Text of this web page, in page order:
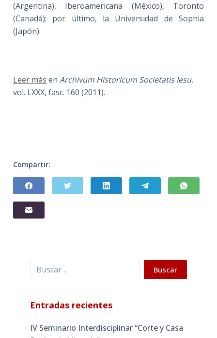
(Argentina), Iberoamericana (México), Toronto
(Canadá); por último, la Universidad de Sophia
(Japón).
Leer más en Archivum Historicum Societatis Iesu,
vol. LXXX, fasc. 160 (2011).
Compartir:
Buscar Buscar
Entradas recientes
IV Seminario Interdisciplinar “Corte y Casa